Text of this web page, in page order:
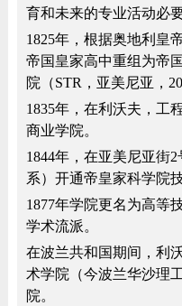
育和未来的专业活动必
1825年，根据奥地利皇
帝国皇家高中重组为帝
院（STR，亚美尼亚，20
1835年，在利沃夫，工
商业学院。
1844年，在亚美尼亚街
系）开通帝皇家科学院技
1877年学院更名为高等
学术流派。
在波兰共和国期间，利
术学院（今波兰华沙理
院。